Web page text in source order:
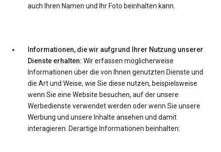
auch Ihren Namen und Ihr Foto beinhalten kann.
Informationen, die wir aufgrund Ihrer Nutzung unserer
Dienste erhalten: Wir erfassen möglicherweise
Informationen über die von Ihnen genutzten Dienste und
die Art und Weise, wie Sie diese nutzen, beispielsweise
wenn Sie eine Website besuchen, auf der unsere
Werbedienste verwendet werden oder wenn Sie unsere
Werbung und unsere Inhalte ansehen und damit
interagieren. Derartige Informationen beinhalten: